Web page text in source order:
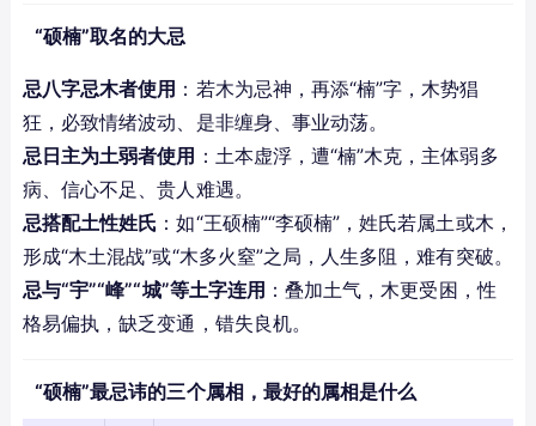
“硕楠”取名的大忌
忌八字忌木者使用 ：若木为忌神，再添“楠”字，木势猖
狂，必致情绪波动、是非缠身、事业动荡。
忌日主为土弱者使用 ：土本虚浮，遭“楠”木克，主体弱多
病、信心不足、贵人难遇。
忌搭配土性姓氏 ：如“王硕楠”“李硕楠”，姓氏若属土或木，
形成“木土混战”或“木多火窒”之局，人生多阻，难有突破。
忌与“宇”“峰”“城”等土字连用 ：叠加土气，木更受困，性
格易偏执，缺乏变通，错失良机。
“硕楠”最忌讳的三个属相，最好的属相是什么